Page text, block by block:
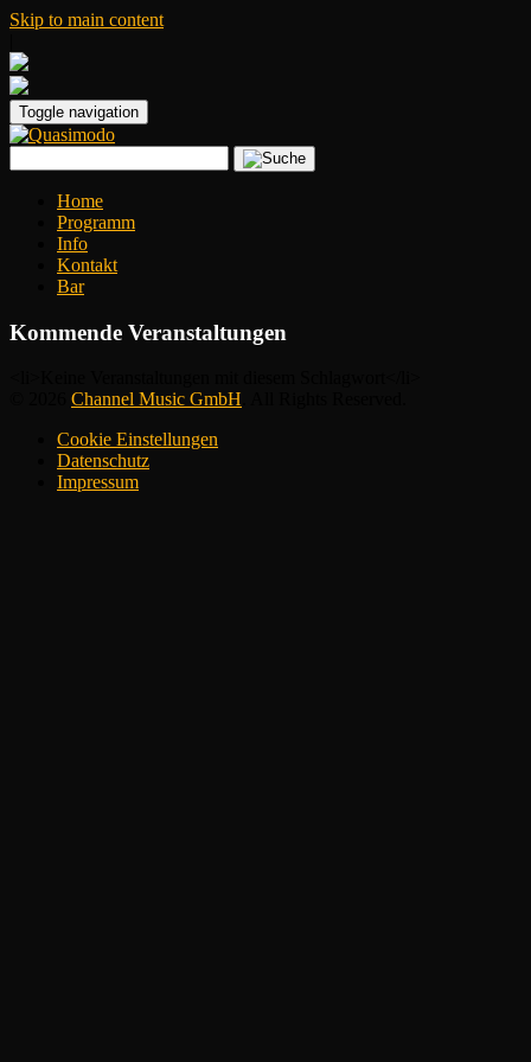
Skip to main content
Toggle navigation
Home
Programm
Info
Kontakt
Bar
Kommende Veranstaltungen
Channel Music GmbH
Cookie Einstellungen
Datenschutz
Impressum